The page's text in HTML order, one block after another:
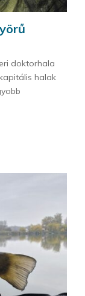
doktorhala
halak